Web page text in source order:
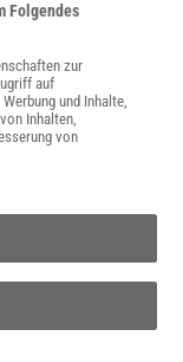
Folgendes
zur
auf
und Inhalte,
Inhalten,
von